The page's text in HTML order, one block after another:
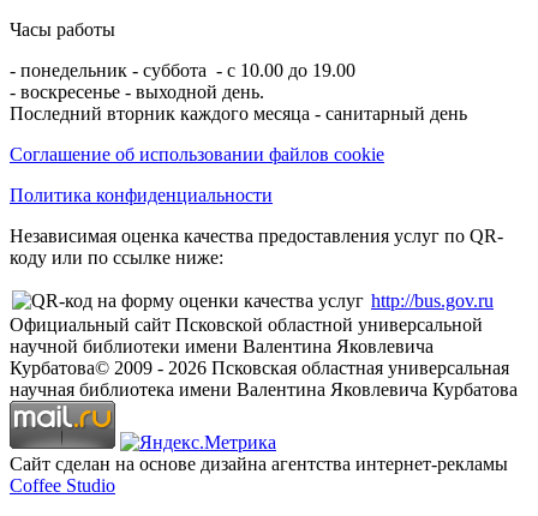
Часы работы
- понедельник - суббота - с 10.00 до 19.00
- воскресенье - выходной день.
Последний вторник каждого месяца - санитарный день
Соглашение об использовании файлов cookie
Политика конфиденциальности
Независимая оценка качества предоставления услуг по QR-
коду или по ссылке ниже:
http://bus.gov.ru
Официальный сайт Псковской областной универсальной
научной библиотеки имени Валентина Яковлевича
Курбатова© 2009 - 2026 Псковская областная универсальная
научная библиотека имени Валентина Яковлевича Курбатова
Сайт сделан на основе дизайна агентства интернет-рекламы
Coffee Studio